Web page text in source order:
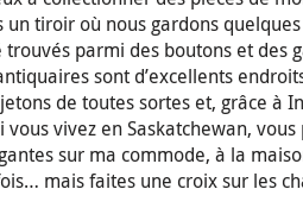
tiroir où nous gardons
parmi des boutons et des
sont d’excellents
de toutes sortes et, grâce à
vivez en Saskatchewan,
sur ma commode, à la
mais faites une croix sur les